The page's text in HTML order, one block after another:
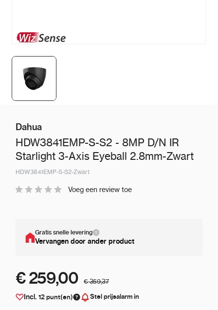
Dahua
HDW3841EMP-S-S2 - 8MP D/N IR
Starlight 3-Axis Eyeball 2.8mm-Zwart
HDW3841EMP-S-S2-Zwart
Voeg een review toe
Gratis snelle levering
Vervangen door ander product
€ 259,00 € 359,37
Incl. 12punt(en) Stel prijsalarm in